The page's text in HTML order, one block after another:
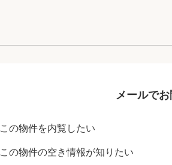
メールで
この物件を内覧したい
この物件の空き情報が知りたい